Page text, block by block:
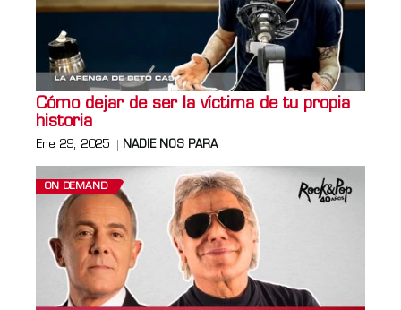
Cómo dejar de ser la víctima de tu propia
historia
Ene 29, 2025 NADIE NOS PARA
ON DEMAND